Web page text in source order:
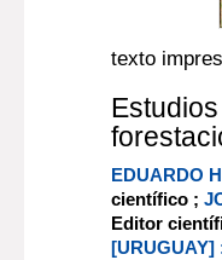
texto
EDUARDO
científico ;
Editor
[URUGUAY]